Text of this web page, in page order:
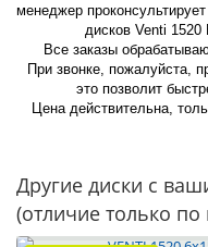
менеджер
дисков Venti 1520
Все заказы
При звонке, пожалуйста,
это позволит
Цена действительна,
Другие диски с
(отличие только по